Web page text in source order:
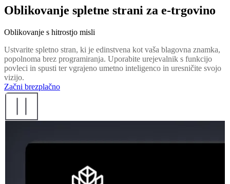
Oblikovanje spletne strani za e-trgovino
Oblikovanje s hitrostjo misli
Ustvarite spletno stran, ki je edinstvena kot vaša blagovna znamka,
popolnoma brez programiranja. Uporabite urejevalnik s funkcijo
povleci in spusti ter vgrajeno umetno inteligenco in uresničite svojo
vizijo.
Začni brezplačno